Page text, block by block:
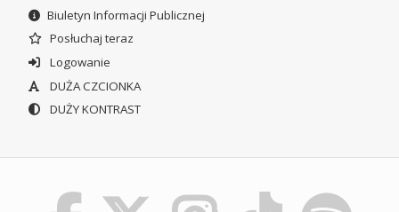
Biuletyn Informacji Publicznej
Posłuchaj teraz
Logowanie
DUŻA CZCIONKA
DUŻY KONTRAST